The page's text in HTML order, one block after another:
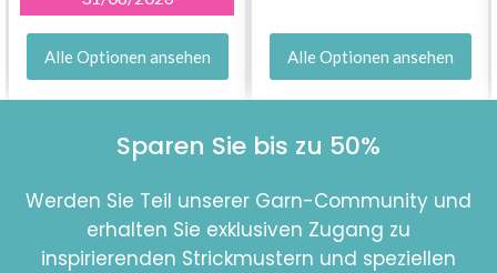
Alle Optionen ansehen Alle Optionen ansehen
Sparen Sie bis zu 50%
Werden Sie Teil unserer Garn-Community und
erhalten Sie exklusiven Zugang zu
inspirierenden Strickmustern und speziellen